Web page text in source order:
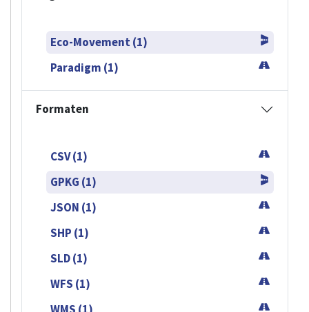
Eco-Movement (1)
Paradigm (1)
Formaten
CSV (1)
GPKG (1)
JSON (1)
SHP (1)
SLD (1)
WFS (1)